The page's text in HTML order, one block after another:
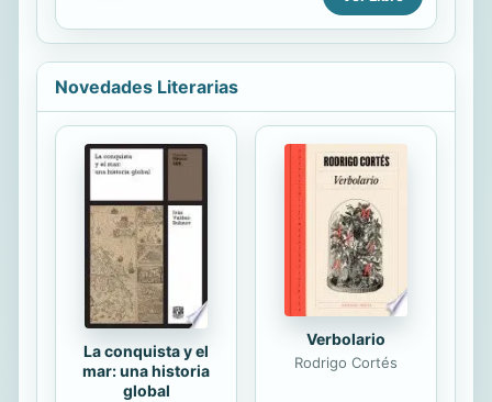
conquista en la población y en el
medio ambiente, las actitudes de
plants, animals, and fabled
creatures"--Handbook of Latin
American Studies, v. 57.
Novedades Literarias
La conquista y el
mar: una historia
global
Verbolario
Rodrigo Cortés